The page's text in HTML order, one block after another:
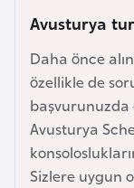
Avusturya
Daha önce
özellikle de
Avusturya
Sizlere uygun
g
l
a
d
e
ş